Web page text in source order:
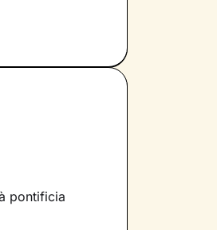
e risorse
un
pontificia